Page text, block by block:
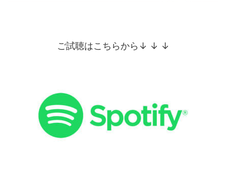
ご試聴はこちらから↓ ↓ ↓